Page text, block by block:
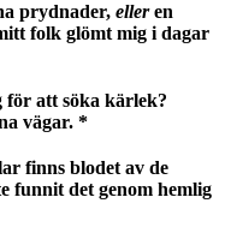
prydnader, elleren
folk glömt mig i dagar
att söka kärlek?
vägar. *
finns blodet av de
funnit det genom hemlig